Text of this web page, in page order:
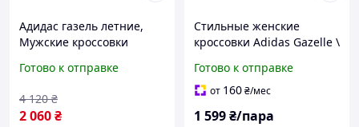
Адидас газель летние,
Мужские кроссовки
адидас газели, бренд
Готово к отправке
2 060₴
4 120 ₴
Стильные женские
кроссовки Adidas Gazelle \
Готово к отправке
от 160₴/мес
1 599₴/пара